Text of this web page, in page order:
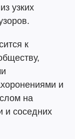
узких
к
и
на
и соседних